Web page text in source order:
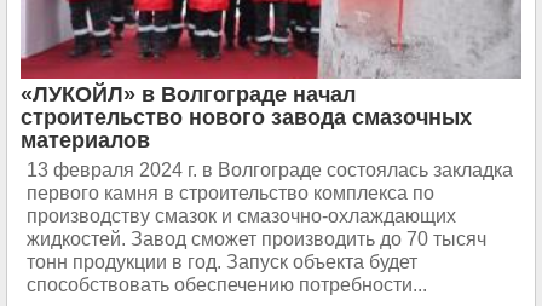
«ЛУКОЙЛ» в Волгограде начал
строительство нового завода смазочных
материалов
13 февраля 2024 г. в Волгограде состоялась закладка
первого камня в строительство комплекса по
производству смазок и смазочно-охлаждающих
жидкостей. Завод сможет производить до 70 тысяч
тонн продукции в год. Запуск объекта будет
способствовать обеспечению потребности...